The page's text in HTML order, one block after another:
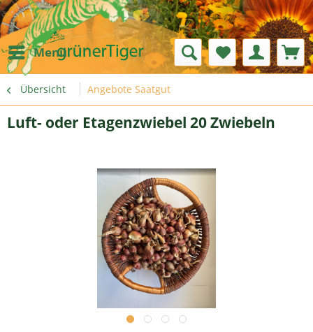
Menü
Übersicht Angebote Saatgut
Luft- oder Etagenzwiebel 20 Zwiebeln